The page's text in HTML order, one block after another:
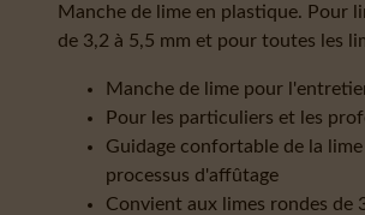
Manche de lime en plastique. Pour
de 3,2 à 5,5 mm et pour toutes les
Manche de lime pour
Pour les particuliers et les
Guidage confortable de la
processus d'affûtage
Convient aux limes rondes de